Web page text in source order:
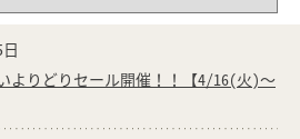
よりどりセール開催！！【4/16(火)～